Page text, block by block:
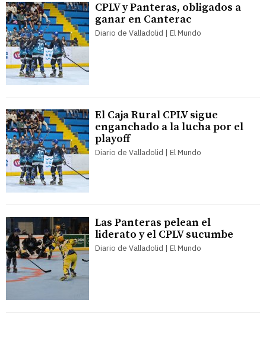
CPLV y Panteras, obligados a
ganar en Canterac
Diario de Valladolid | El Mundo
El Caja Rural CPLV sigue
enganchado a la lucha por el
playoff
Diario de Valladolid | El Mundo
Las Panteras pelean el
liderato y el CPLV sucumbe
Diario de Valladolid | El Mundo